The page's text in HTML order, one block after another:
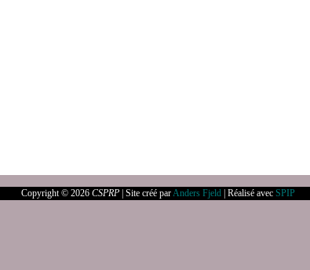
Copyright © 2026 CSPRP | Site créé parAnders Fjeld | Réalisé avec SPIP